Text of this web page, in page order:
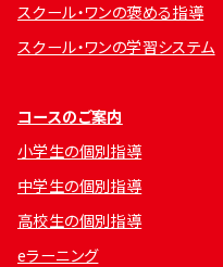
スクール・ワンの褒める指導
スクール・ワンの学習システム
コースのご案内
小学生の個別指導
中学生の個別指導
高校生の個別指導
eラーニング